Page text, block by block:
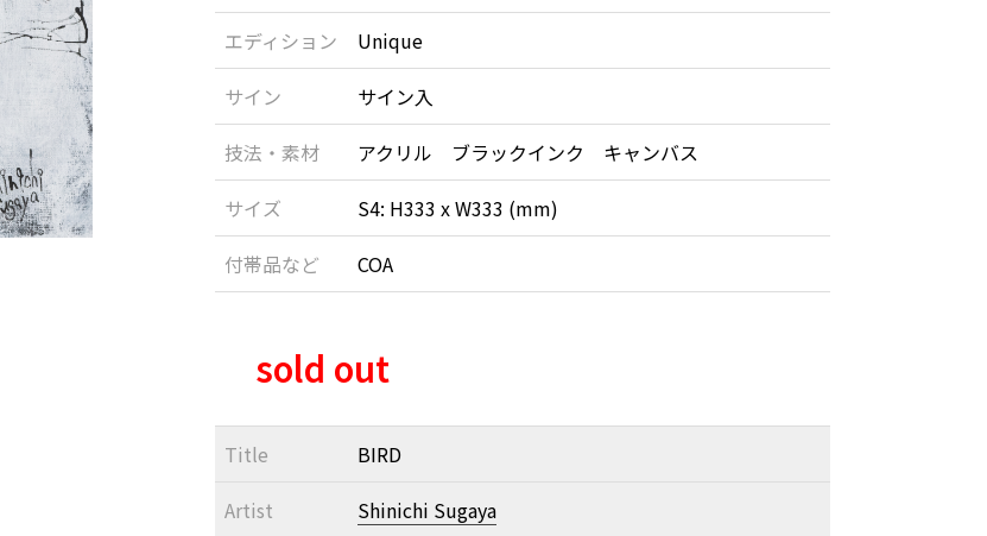
エディション
Unique
サイン
サイン入
技法・素材
アクリル ブラックインク キャンバス
サイズ
S4: H333 x W333 (mm)
付帯品など
COA
sold out
Title
BIRD
Artist
Shinichi Sugaya